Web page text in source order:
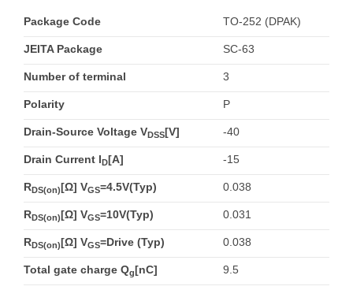
Package Code TO-252 (DPAK)
JEITA Package SC-63
Number of terminal 3
Polarity P
Drain-Source Voltage VDSS[V] -40
Drain Current ID[A] -15
RDS(on)[Ω] VGS=4.5V(Typ) 0.038
RDS(on)[Ω] VGS=10V(Typ) 0.031
RDS(on)[Ω] VGS=Drive (Typ) 0.038
Total gate charge Qg[nC] 9.5